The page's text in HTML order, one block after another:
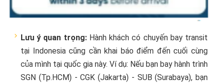
Lưu ý quan trọng:Hành khách có chuyến bay transit
tại Indonesia cũng cần khai báo điểm đến cuối cùng
của mình tại quốc gia này. Ví dụ: Nếu bạn bay hành trình
SGN (Tp.HCM) - CGK (Jakarta) - SUB (Surabaya), bạn